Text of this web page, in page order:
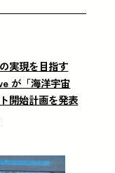
実現を目指す
が「海洋宇宙
開始計画を発表